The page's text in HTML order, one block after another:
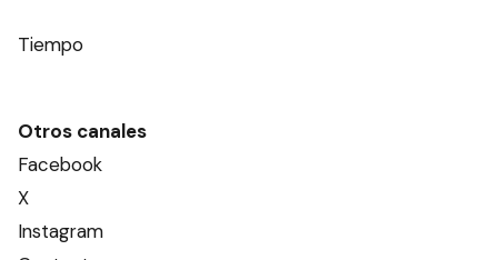
Otros canales
Facebook
X